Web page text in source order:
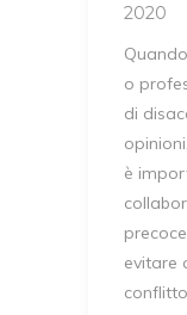
2020
o
di
è
evitare